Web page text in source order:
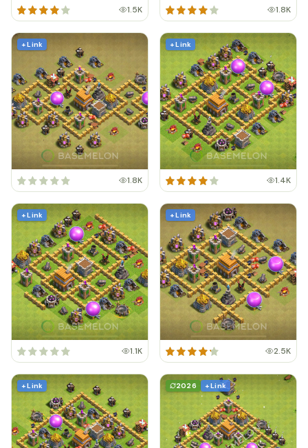
1.5K 1.8K
+ Link
1.8K
+ Link
1.4K
+ Link
1.1K
+ Link
2.5K
+ Link 2026 + Link